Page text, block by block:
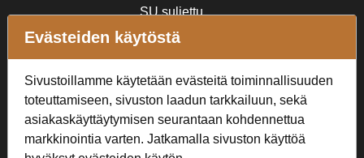
SU suljettu
Verkkokauppa
Tilaus- ja toimitusehdot
Rekisteriseloste
Seuraa Meitä
Evästeiden käytöstä
Sivustoillamme käytetään evästeitä toiminnallisuuden
toteuttamiseen, sivuston laadun tarkkailuun, sekä
asiakaskäyttäytymisen seurantaan kohdennettua
markkinointia varten. Jatkamalla sivuston käyttöä